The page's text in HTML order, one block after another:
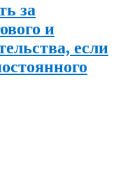
за
и
если